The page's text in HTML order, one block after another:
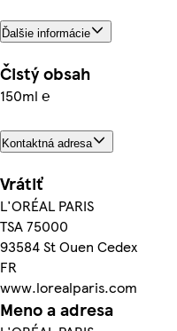
Ďalšie informácie
Čistý obsah
150ml ℮
Kontaktná adresa
Vrátiť
L'ORÉAL PARIS
TSA 75000
93584 St Ouen Cedex
FR
www.lorealparis.com
Meno a adresa